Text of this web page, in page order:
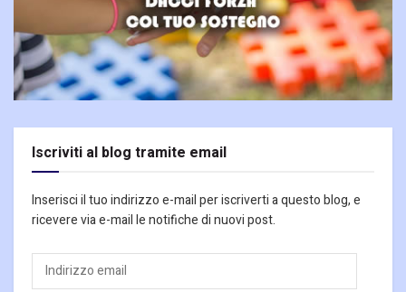
Iscriviti al blog tramite email
Inserisci il tuo indirizzo e-mail per iscriverti a questo blog, e
ricevere via e-mail le notifiche di nuovi post.
Indirizzo
email